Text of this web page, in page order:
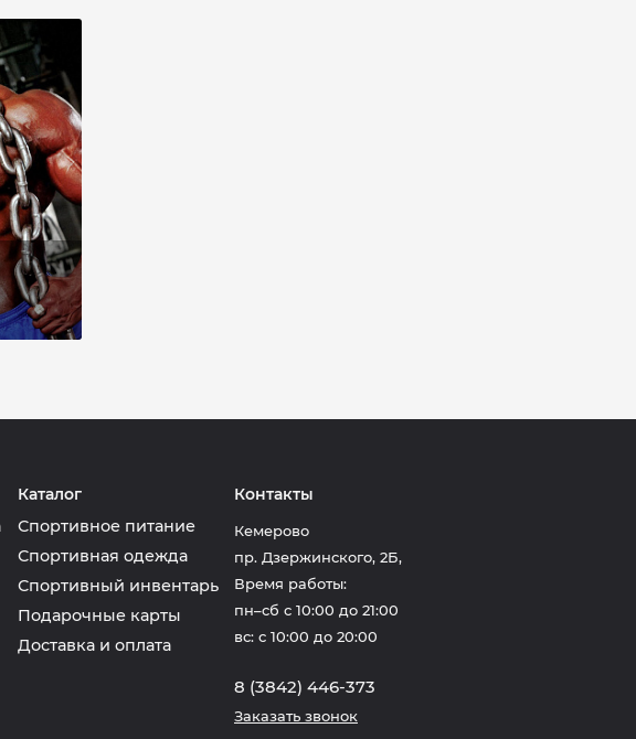
Каталог
Спортивное питание
Спортивная одежда
Спортивный инвентарь
Подарочные карты
Доставка и оплата
Контакты
Кемерово
пр. Дзержинского, 2Б,
Время работы:
пн–сб с 10:00 до 21:00
вс: с 10:00 до 20:00
8 (3842) 446-373
Заказать звонок